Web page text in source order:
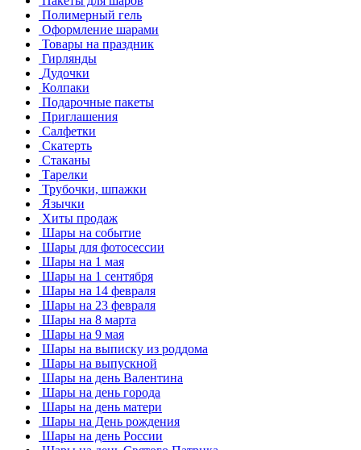
Полимерный гель
Оформление шарами
Товары на праздник
Гирлянды
Дудочки
Колпаки
Подарочные пакеты
Приглашения
Салфетки
Скатерть
Стаканы
Тарелки
Трубочки, шпажки
Язычки
Хиты продаж
Шары на событие
Шары для фотосессии
Шары на 1 мая
Шары на 1 сентября
Шары на 14 февраля
Шары на 23 февраля
Шары на 8 марта
Шары на 9 мая
Шары на выписку из роддома
Шары на выпускной
Шары на день Валентина
Шары на день города
Шары на день матери
Шары на День рождения
Шары на день России